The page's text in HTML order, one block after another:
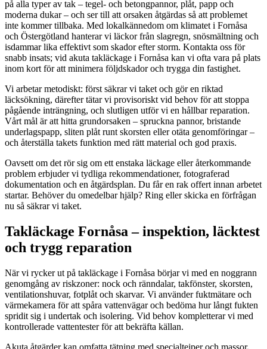
på alla typer av tak – tegel- och betongpannor, plåt, papp och
moderna dukar – och ser till att orsaken åtgärdas så att problemet
inte kommer tillbaka. Med lokalkännedom om klimatet i Fornåsa
och Östergötland hanterar vi läckor från slagregn, snösmältning och
isdammar lika effektivt som skador efter storm. Kontakta oss för
snabb insats; vid akuta takläckage i Fornåsa kan vi ofta vara på plats
inom kort för att minimera följdskador och trygga din fastighet.
Vi arbetar metodiskt: först säkrar vi taket och gör en riktad
läcksökning, därefter tätar vi provisoriskt vid behov för att stoppa
pågående inträngning, och slutligen utför vi en hållbar reparation.
Vårt mål är att hitta grundorsaken – spruckna pannor, bristande
underlagspapp, sliten plåt runt skorsten eller otäta genomföringar –
och återställa takets funktion med rätt material och god praxis.
Oavsett om det rör sig om ett enstaka läckage eller återkommande
problem erbjuder vi tydliga rekommendationer, fotograferad
dokumentation och en åtgärdsplan. Du får en rak offert innan arbetet
startar. Behöver du omedelbar hjälp? Ring eller skicka en förfrågan
nu så säkrar vi taket.
Takläckage Fornåsa – inspektion, läcktest
och trygg reparation
När vi rycker ut på takläckage i Fornåsa börjar vi med en noggrann
genomgång av riskzoner: nock och ränndalar, takfönster, skorsten,
ventilationshuvar, fotplåt och skarvar. Vi använder fuktmätare och
värmekamera för att spåra vattenvägar och bedöma hur långt fukten
spridit sig i undertak och isolering. Vid behov kompletterar vi med
kontrollerade vattentester för att bekräfta källan.
Akuta åtgärder kan omfatta tätning med specialtejper och massor,